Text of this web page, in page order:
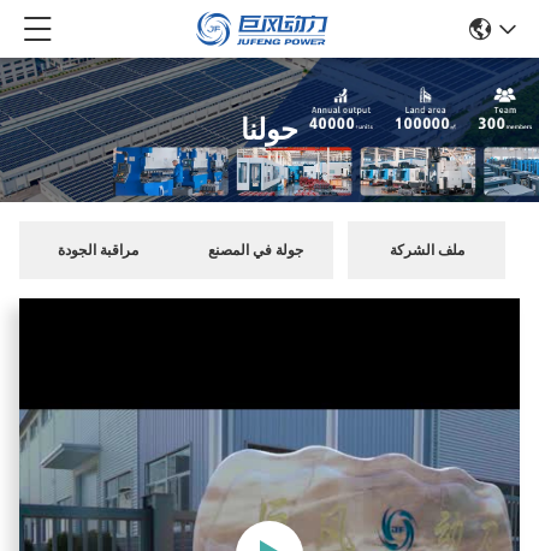
حولنا
ملف الشركة جولة في المصنع مراقبة الجودة